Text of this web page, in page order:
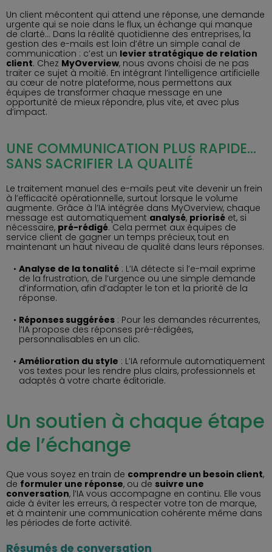
Un client mécontent qui attend une réponse, une demande
urgente qui se noie dans le flux, un échange qui manque
de clarté… Dans la réalité quotidienne des entreprises, la
gestion des e-mails est loin d’être un simple canal de
communication : c’est un levier stratégique de relation
client. Chez MyOverview, nous avons choisi de ne pas
traiter ce sujet à moitié. En intégrant l’intelligence artificielle
au cœur de notre plateforme, nous permettons aux
équipes de transformer chaque message en une
opportunité de mieux répondre, plus vite, et avec plus
d’impact.
UNE COMMUNICATION PLUS RAPIDE…
SANS SACRIFIER LA QUALITÉ
Le traitement manuel des e-mails peut vite devenir un frein
à l’efficacité opérationnelle, surtout lorsque le volume
augmente. Grâce à l’IA intégrée dans MyOverview, chaque
message est automatiquement analysé, priorisé et, si
nécessaire, pré-rédigé. Cela permet aux équipes de
service client de gagner un temps précieux, tout en
maintenant un haut niveau de qualité dans leurs réponses.
Analyse de la tonalité: L’IA détecte si l’e-mail exprime
de la frustration, de l’urgence ou une simple demande
d’information, afin d’adapter le ton et la priorité de la
réponse.
Réponses suggérées: Pour les demandes récurrentes,
l’IA propose des réponses pré-rédigées,
personnalisables en un clic.
Amélioration du style : L’IA reformule automatiquement
vos textes pour les rendre plus clairs, professionnels et
adaptés à votre charte éditoriale.
Un soutien à chaque étape
de l’échange
Que vous soyez en train de comprendre un besoin client,
de formuler une réponse, ou de suivre une
conversation, l’IA vous accompagne en continu. Elle vous
aide à éviter les erreurs, à respecter votre ton de marque,
et à maintenir une communication cohérente même dans
les périodes de forte activité.
Résumés de conversation